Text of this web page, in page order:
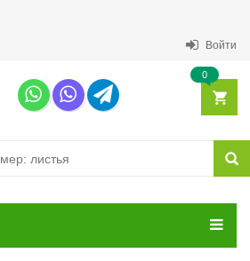
Войти
0